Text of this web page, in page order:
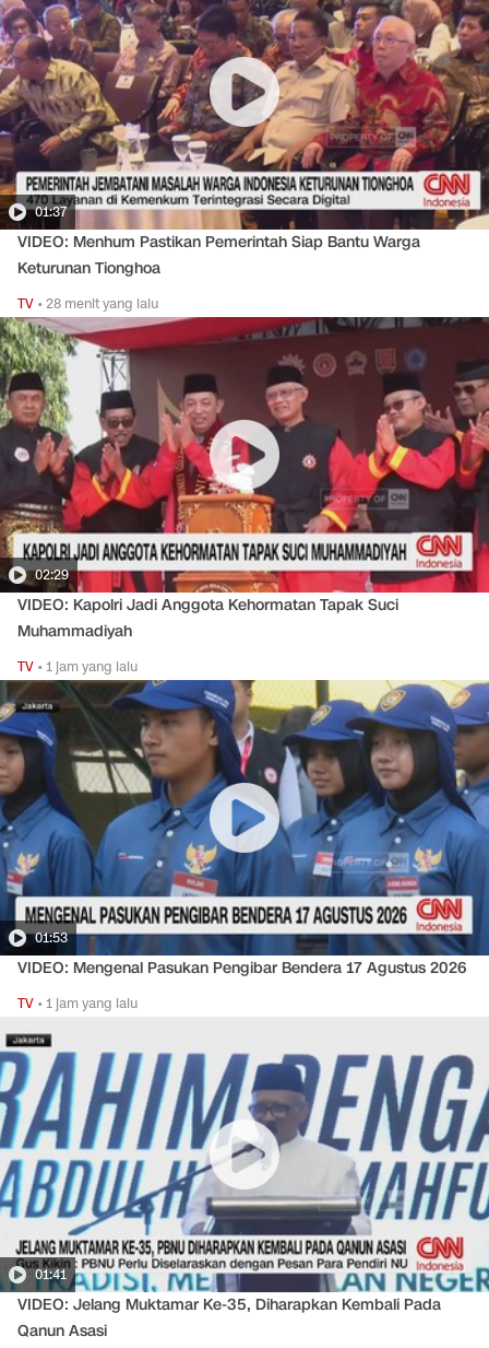
01:37
VIDEO: Menhum Pastikan Pemerintah Siap Bantu Warga
Keturunan Tionghoa
TV •28 menit yang lalu
02:29
VIDEO: Kapolri Jadi Anggota Kehormatan Tapak Suci
Muhammadiyah
TV •1 jam yang lalu
01:53
VIDEO: Mengenal Pasukan Pengibar Bendera 17 Agustus 2026
TV •1 jam yang lalu
01:41
VIDEO: Jelang Muktamar Ke-35, Diharapkan Kembali Pada
Qanun Asasi